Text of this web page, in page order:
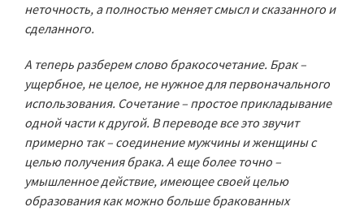
неточность, а полностью меняет смысл и сказанного и
сделанного.
А теперь разберем слово бракосочетание. Брак –
ущербное, не целое, не нужное для первоначального
использования. Сочетание – простое прикладывание
одной части к другой. В переводе все это звучит
примерно так – соединение мужчины и женщины с
целью получения брака. А еще более точно –
умышленное действие, имеющее своей целью
образования как можно больше бракованных